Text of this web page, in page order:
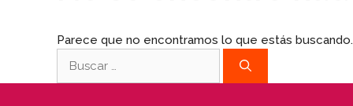
Parece que no encontramos lo que estás